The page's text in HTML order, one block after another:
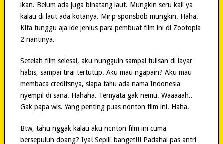
ikan. Belum ada juga binatang laut. Mungkin seru kali ya
kalau di laut ada kotanya. Mirip sponsbob mungkin. Haha.
Kita tunggu aja ide jenius para pembuat film ini di Zootopia
2 nantinya.
Setelah film selesai, aku nungguin sampai tulisan di layar
habis, sampai tirai tertutup. Aku mau ngapain? Aku mau
membaca creditsnya, siapa tahu ada nama Indonesia
nyempil di sana. Hahaha. Ternyata gak nemu. Waaaaah..
Gak papa wis. Yang penting puas nonton film ini. Haha.
Btw, tahu nggak kalau aku nonton film ini cuma
bersepuluh doang? Iya! Sepiiii banget!!! Padahal pas antri